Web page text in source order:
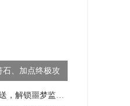
、加点终极攻
第五人格飞掠追击与双重传送，解锁噩梦监管者的高阶操作技巧